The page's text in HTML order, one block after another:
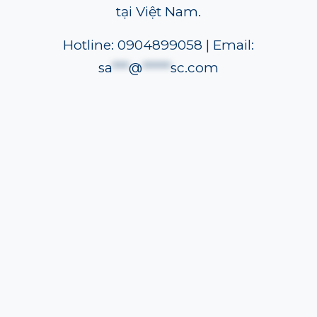
tại Việt Nam.
Hotline: 0904899058 | Email:
sa***@*****sc.com